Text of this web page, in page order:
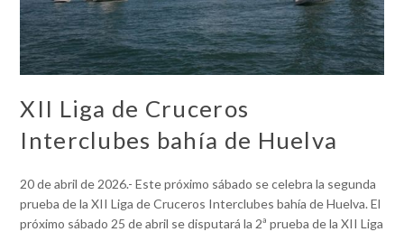
XII Liga de Cruceros
Interclubes bahía de Huelva
20 de abril de 2026.- Este próximo sábado se celebra la segunda
prueba de la XII Liga de Cruceros Interclubes bahía de Huelva. El
próximo sábado 25 de abril se disputará la 2ª prueba de la XII Liga